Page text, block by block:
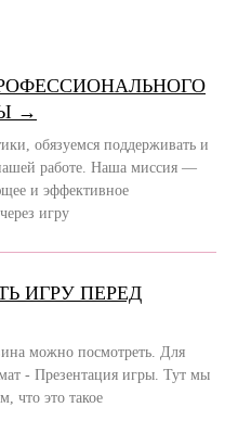
→
обязуемся поддерживать и
работе. Наша миссия —
и эффективное
игру
ИГРУ ПЕРЕД
можно посмотреть. Для
- Презентация игры. Тут мы
что это такое